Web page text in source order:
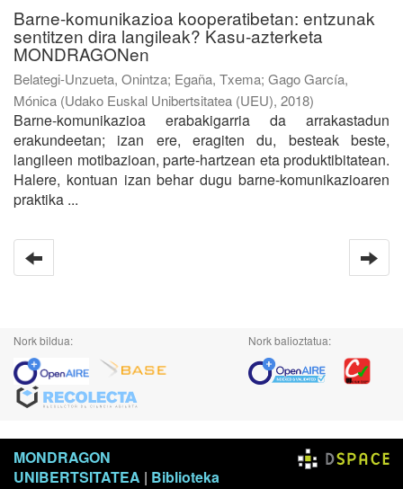
Barne-komunikazioa kooperatibetan: entzunak
sentitzen dira langileak? Kasu-azterketa
MONDRAGONen
Belategi-Unzueta, Onintza; Egaña, Txema; Gago García,
Mónica (Udako Euskal Unibertsitatea (UEU), 2018)
Barne-komunikazioa erabakigarria da arrakastadun
erakundeetan; izan ere, eragiten du, besteak beste,
langileen motibazioan, parte-hartzean eta produktibitatean.
Halere, kontuan izan behar dugu barne-komunikazioaren
praktika ...
Nork bildua: Nork balioztatua:
MONDRAGON
UNIBERTSITATEA | Biblioteka